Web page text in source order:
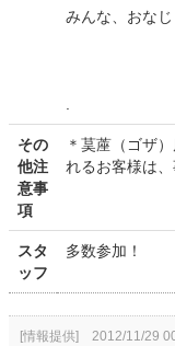
みんな、おなじ
.
その
他注
意事
項
＊茣蓙（ゴザ
れるお客様は、
スタ
ッフ
多数参加！
[情報提供] 2012/11/29